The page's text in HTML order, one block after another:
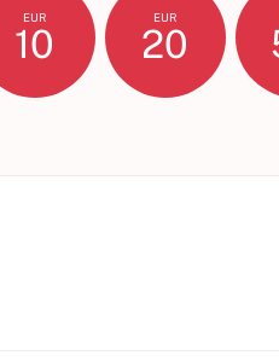
EUR
10
EUR
20